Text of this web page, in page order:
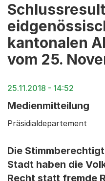
kantonalen
vom 25.
25.11.2018 - 14:52
Medienmitteilung
Präsidialdepartement
Die
Stadt haben die
Recht statt fremde